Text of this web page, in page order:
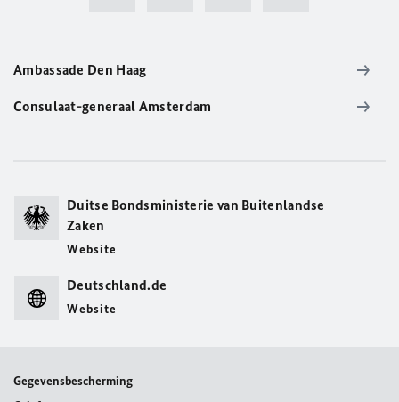
Ambassade Den Haag
Consulaat-generaal Amsterdam
Duitse Bondsministerie van Buitenlandse
Zaken
Website
Deutschland.de
Website
Gegevensbescherming